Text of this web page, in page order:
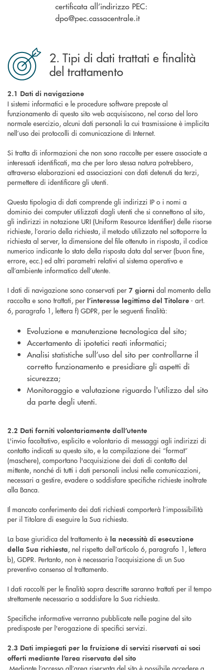
certificata all’indirizzo PEC:
dpo@pec.cassacentrale.it
2. Tipi di dati trattati e finalità
del trattamento
2.1 Dati di navigazione
I sistemi informatici e le procedure software preposte al
funzionamento di questo sito web acquisiscono, nel corso del loro
normale esercizio, alcuni dati personali la cui trasmissione è implicita
nell’uso dei protocolli di comunicazione di Internet.
Si tratta di informazioni che non sono raccolte per essere associate a
interessati identificati, ma che per loro stessa natura potrebbero,
attraverso elaborazioni ed associazioni con dati detenuti da terzi,
permettere di identificare gli utenti.
Questa tipologia di dati comprende gli indirizzi IP o i nomi a
dominio dei computer utilizzati dagli utenti che si connettono al sito,
gli indirizzi in notazione URI (Uniform Resource Identifier) delle risorse
richieste, l’orario della richiesta, il metodo utilizzato nel sottoporre la
richiesta al server, la dimensione del file ottenuto in risposta, il codice
numerico indicante lo stato della risposta data dal server (buon fine,
errore, ecc.) ed altri parametri relativi al sistema operativo e
all’ambiente informatico dell’utente.
I dati di navigazione sono conservati per 7 giorni dal momento della
raccolta e sono trattati, per l’interesse legittimo del Titolare- art.
6, paragrafo 1, lettera f) GDPR, per le seguenti finalità:
Evoluzione e manutenzione tecnologica del sito;
Accertamento di ipotetici reati informatici;
Analisi statistiche sull’uso del sito per controllarne il
corretto funzionamento e presidiare gli aspetti di
sicurezza;
Monitoraggio e valutazione riguardo l'utilizzo del sito
da parte degli utenti.
2.2 Dati forniti volontariamente dall’utente
L'invio facoltativo, esplicito e volontario di messaggi agli indirizzi di
contatto indicati su questo sito, e la compilazione dei “format”
(maschere), comportano l'acquisizione dei dati di contatto del
mittente, nonché di tutti i dati personali inclusi nelle comunicazioni,
necessari a gestire, evadere o soddisfare specifiche richieste inoltrate
alla Banca.
Il mancato conferimento dei dati richiesti comporterà l’impossibilità
per il Titolare di eseguire la Sua richiesta.
La base giuridica del trattamento è la necessità di esecuzione
della Sua richiesta, nel rispetto dell’articolo 6, paragrafo 1, lettera
b), GDPR. Pertanto, non è necessaria l’acquisizione di un Suo
preventivo consenso al trattamento.
I dati raccolti per le finalità sopra descritte saranno trattati per il tempo
strettamente necessario a soddisfare la Sua richiesta.
Specifiche informative verranno pubblicate nelle pagine del sito
predisposte per l'erogazione di specifici servizi.
2.3 Dati impiegati per la fruizione di servizi riservati ai soci
offerti mediante l’area riservata del sito
Mediante l’accesso all’area riservata del sito è possibile accedere a